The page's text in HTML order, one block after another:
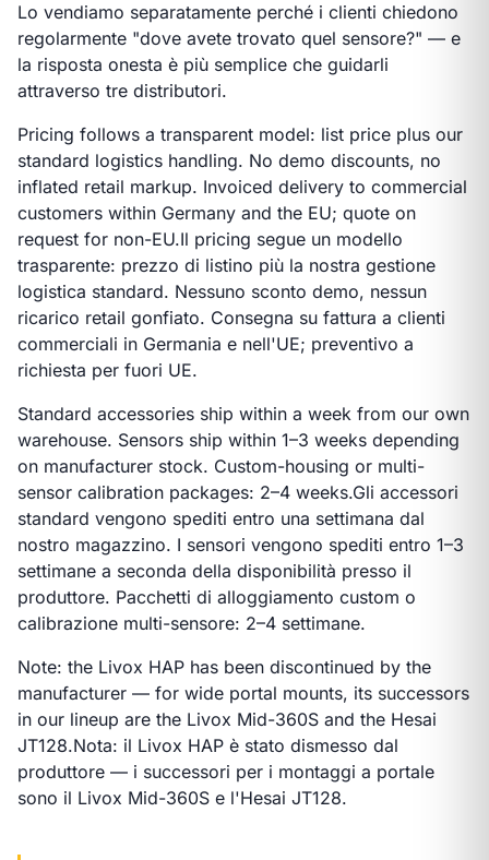
Lo vendiamo separatamente perché i clienti chiedono
regolarmente "dove avete trovato quel sensore?" — e
la risposta onesta è più semplice che guidarli
attraverso tre distributori.
Pricing follows a transparent model: list price plus our
standard logistics handling. No demo discounts, no
inflated retail markup. Invoiced delivery to commercial
customers within Germany and the EU; quote on
request for non-EU.Il pricing segue un modello
trasparente: prezzo di listino più la nostra gestione
logistica standard. Nessuno sconto demo, nessun
ricarico retail gonfiato. Consegna su fattura a clienti
commerciali in Germania e nell'UE; preventivo a
richiesta per fuori UE.
Standard accessories ship within a week from our own
warehouse. Sensors ship within 1–3 weeks depending
on manufacturer stock. Custom-housing or multi-
sensor calibration packages: 2–4 weeks.Gli accessori
standard vengono spediti entro una settimana dal
nostro magazzino. I sensori vengono spediti entro 1–3
settimane a seconda della disponibilità presso il
produttore. Pacchetti di alloggiamento custom o
calibrazione multi-sensore: 2–4 settimane.
Note: the Livox HAP has been discontinued by the
manufacturer — for wide portal mounts, its successors
in our lineup are the Livox Mid-360S and the Hesai
JT128.Nota: il Livox HAP è stato dismesso dal
produttore — i successori per i montaggi a portale
sono il Livox Mid-360S e l'Hesai JT128.